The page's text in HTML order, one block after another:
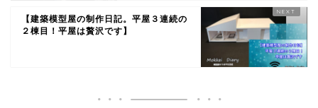
【建築模型屋の制作日記。平屋３連続の
２棟目！平屋は贅沢です】